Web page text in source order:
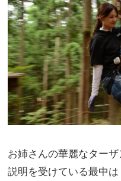
お姉さんの華麗なター
説明を受けている最中